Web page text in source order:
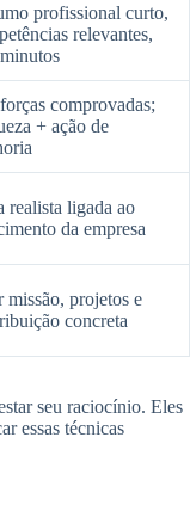
profissional curto,
relevantes,
comprovadas;
+ ação de
realista ligada ao
da empresa
missão, projetos e
concreta
seu raciocínio. Eles
essas técnicas